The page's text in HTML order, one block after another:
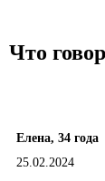
Что
Елена, 34 года
25.02.2024